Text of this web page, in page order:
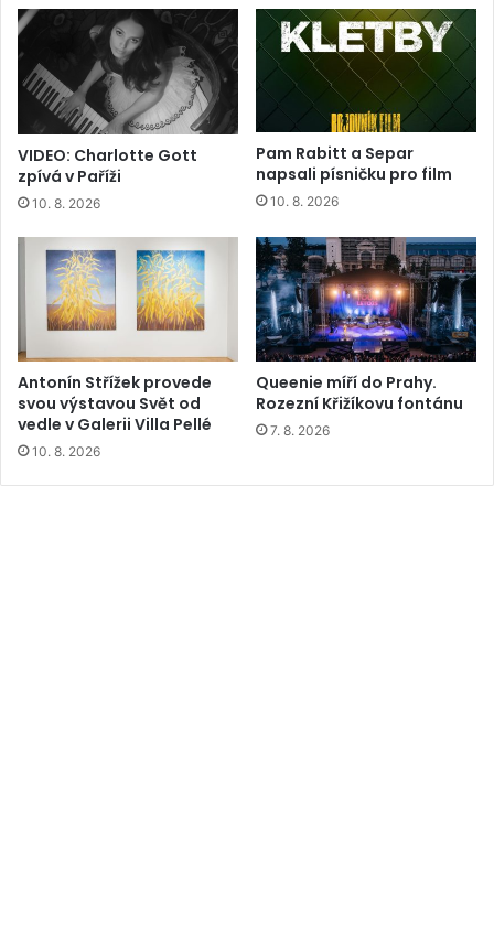
VIDEO: Charlotte Gott
zpívá v Paříži
10. 8. 2026
Pam Rabitt a Separ
napsali písničku pro film
10. 8. 2026
Antonín Střížek provede
svou výstavou Svět od
vedle v Galerii Villa Pellé
10. 8. 2026
Queenie míří do Prahy.
Rozezní Křižíkovu fontánu
7. 8. 2026